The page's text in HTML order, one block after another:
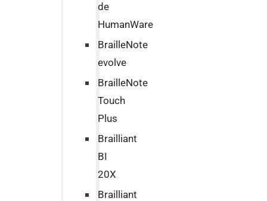
de
HumanWare
BrailleNote
evolve
BrailleNote
Touch
Plus
Brailliant
BI
20X
Brailliant